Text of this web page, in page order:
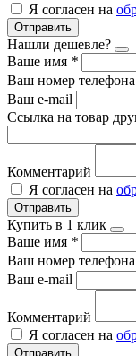
Я согласен на
Отправить
Нашли дешевле?
Ваше имя *
Ваш номер телефона
Ваш e-mail
Ссылка на товар
Комментарий
Я согласен на
Отправить
Купить в 1 клик
Ваше имя *
Ваш номер телефона
Ваш e-mail
Комментарий
Я согласен на
Отправить